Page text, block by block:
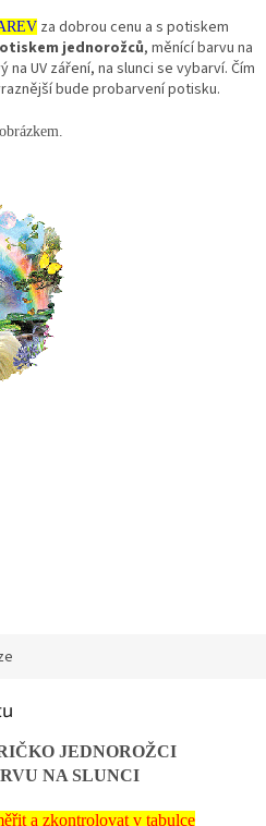
za dobrou cenu a s potiskem
jednorožců, měnící barvu na
UV záření, na slunci se vybarví. Čím
bude probarvení potisku.
JEDNOROŽCI
NA SLUNCI
a zkontrolovat v tabulce